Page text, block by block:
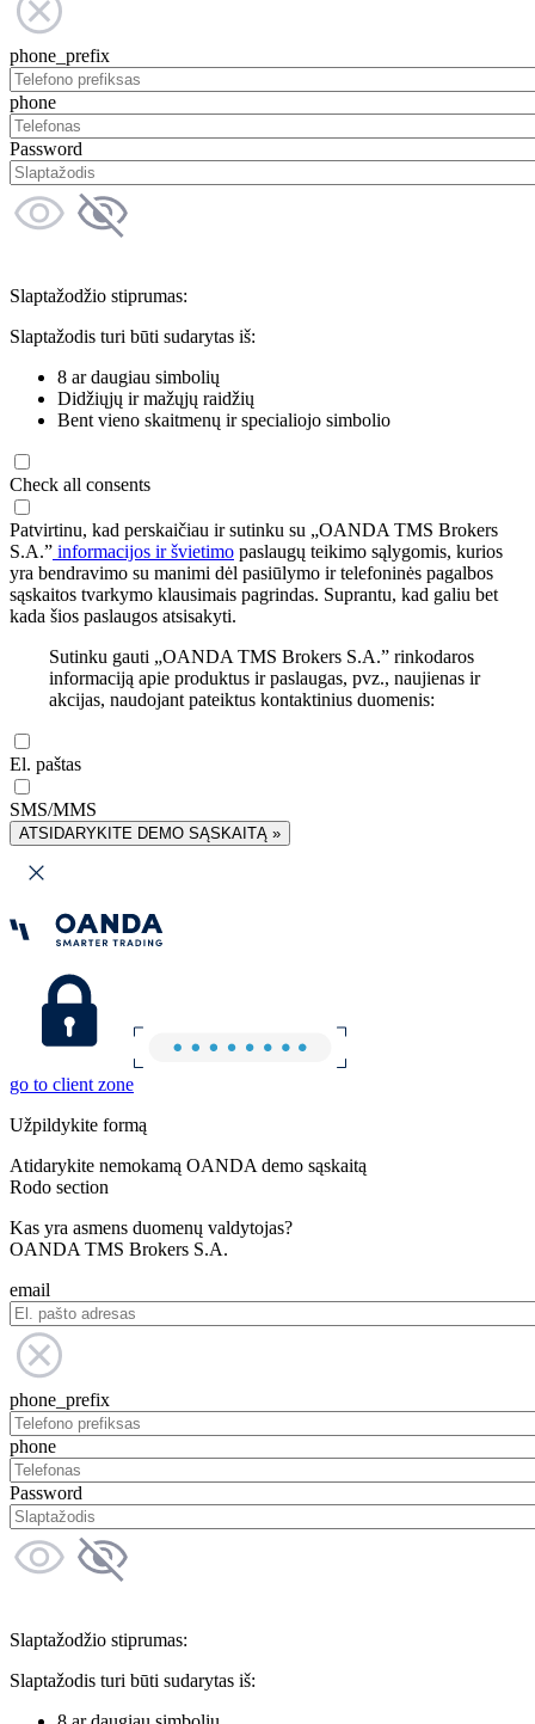
phone_prefix
phone
Password
Slaptažodžio stiprumas:
Slaptažodis turi būti sudarytas iš:
8 ar daugiau simbolių
Didžiųjų ir mažųjų raidžių
Bent vieno skaitmenų ir specialiojo simbolio
Check all consents
Patvirtinu, kad perskaičiau ir sutinku su „OANDA TMS Brokers
S.A.” informacijos ir švietimo paslaugų teikimo sąlygomis, kurios
yra bendravimo su manimi dėl pasiūlymo ir telefoninės pagalbos
sąskaitos tvarkymo klausimais pagrindas. Suprantu, kad galiu bet
kada šios paslaugos atsisakyti.
Sutinku gauti „OANDA TMS Brokers S.A.” rinkodaros
informaciją apie produktus ir paslaugas, pvz., naujienas ir
akcijas, naudojant pateiktus kontaktinius duomenis:
El. paštas
SMS/MMS
ATSIDARYKITE DEMO SĄSKAITĄ »
go to client zone
Užpildykite formą
Atidarykite nemokamą OANDA demo sąskaitą
Rodo section
Kas yra asmens duomenų valdytojas?
OANDA TMS Brokers S.A.
email
phone_prefix
phone
Password
Slaptažodžio stiprumas:
Slaptažodis turi būti sudarytas iš: